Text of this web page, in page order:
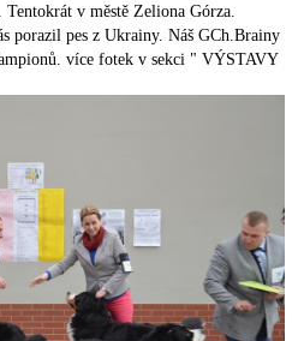
v městě Zeliona Górza.
porazil pes z Ukrainy. Náš GCh.Brainy
více fotek v sekci " VÝSTAVY